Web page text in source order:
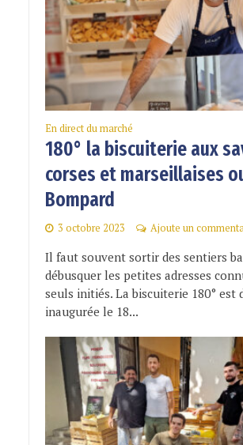
En direct du marché
180° la biscuiterie aux
corses et marseillaises
Bompard
3 octobre 2023 Ajoute un
Il faut souvent sortir des sentiers
débusquer les petites adresses
seuls initiés. La biscuiterie 180° est
inaugurée le 18...